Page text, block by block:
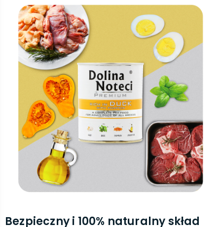
Bezpieczny i 100% naturalny skład